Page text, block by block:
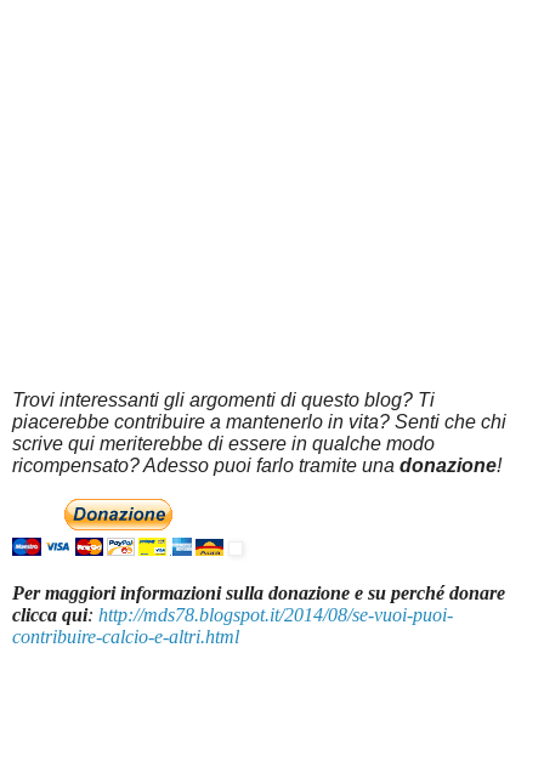
Trovi interessanti gli argomenti di questo blog? Ti
piacerebbe contribuire a mantenerlo in vita? Senti che chi
scrive qui meriterebbe di essere in qualche modo
ricompensato? Adesso puoi farlo tramite una donazione!
Per maggiori informazioni sulla donazione e su perché donare
clicca qui: http://mds78.blogspot.it/2014/08/se-vuoi-puoi-
contribuire-calcio-e-altri.html